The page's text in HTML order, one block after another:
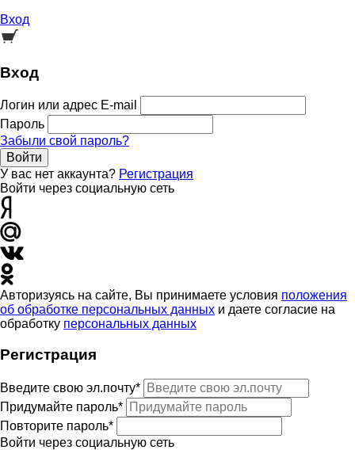
Вход
Вход
Логин или адрес E-mail
Пароль
Забыли свой пароль?
Войти
У вас нет аккаунта? Регистрация
Войти через социальную сеть
Авторизуясь на сайте, Вы принимаете условия положения
об обработке персональных данных и даете согласие на
обработку персональных данных
Регистрация
Введите свою эл.почту*
Придумайте пароль*
Повторите пароль*
Войти через социальную сеть